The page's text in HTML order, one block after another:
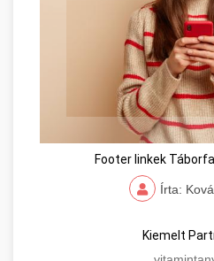
Footer linkek
Írta:
Kiemelt